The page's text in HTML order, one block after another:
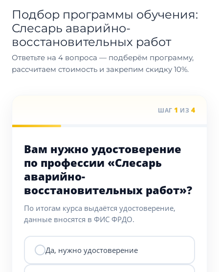
Подбор программы обучения:
Слесарь аварийно-
восстановительных работ
Ответьте на 4 вопроса — подберём программу,
рассчитаем стоимость и закрепим скидку 10%.
ШАГ 1 ИЗ 4
Вам нужно удостоверение
по профессии «Слесарь
аварийно-
восстановительных работ»?
По итогам курса выдаётся удостоверение,
данные вносятся в ФИС ФРДО.
Да, нужно удостоверение